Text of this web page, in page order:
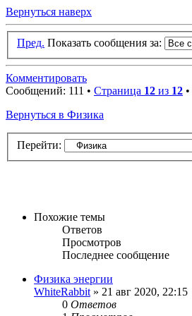
Вернуться наверх
Пред. Показать сообщения за:
Комментировать
Сообщений: 111 • Страница 12 из 12 •
Вернуться в Физика
Перейти:
Похожие темы
Ответов
Просмотров
Последнее сообщение
Физика энергии
WhiteRabbit » 21 авг 2020, 22:15
0 Ответов